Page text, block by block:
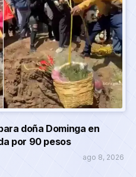
doña Dominga en
por 90 pesos
ago 8, 2026